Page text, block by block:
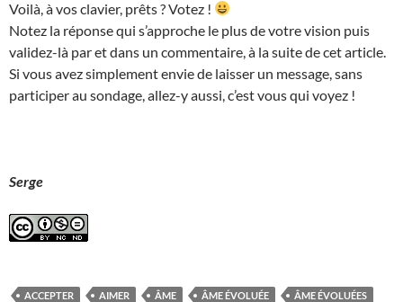
Voilà, à vos clavier, prêts ? Votez !
Notez la réponse qui s’approche le plus de votre vision puis
validez-là par et dans un commentaire, à la suite de cet article.
Si vous avez simplement envie de laisser un message, sans
participer au sondage, allez-y aussi, c’est vous qui voyez !
Serge
ACCEPTER AIMER ÂME ÂME ÉVOLUÉE
ÂME ÉVOLUÉES